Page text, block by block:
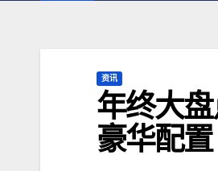
资讯
年终大
豪华配置